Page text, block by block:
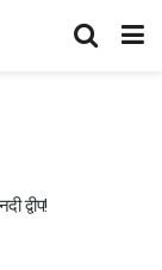
द्वीप!